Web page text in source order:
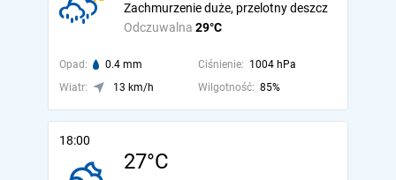
Odczuwalna 29°C
Zachmurzenie duże, przelotny deszcz
Opad: 0.4 mm Ciśnienie: 1004 hPa
Wiatr:
13 km/h Wilgotność: 85%
18:00
27°C